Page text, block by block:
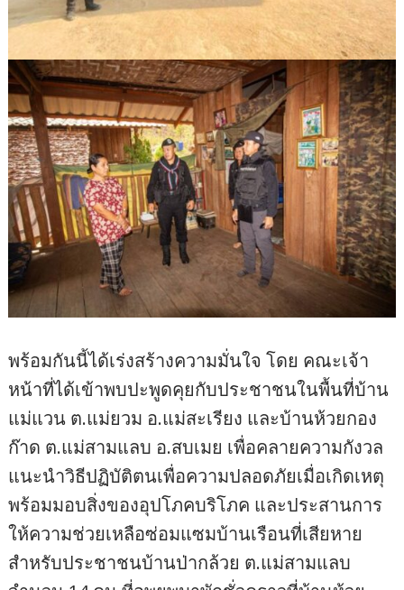
พร้อมกันนี้ได้เร่งสร้างความมั่นใจ โดย คณะเจ้า
หน้าที่ได้เข้าพบปะพูดคุยกับประชาชนในพื้นที่บ้าน
แม่แวน ต.แม่ยวม อ.แม่สะเรียง และบ้านห้วยกอง
ก๊าด ต.แม่สามแลบ อ.สบเมย เพื่อคลายความกังวล
แนะนำวิธีปฏิบัติตนเพื่อความปลอดภัยเมื่อเกิดเหตุ
พร้อมมอบสิ่งของอุปโภคบริโภค และประสานการ
ให้ความช่วยเหลือซ่อมแซมบ้านเรือนที่เสียหาย
สำหรับประชาชนบ้านป่ากล้วย ต.แม่สามแลบ